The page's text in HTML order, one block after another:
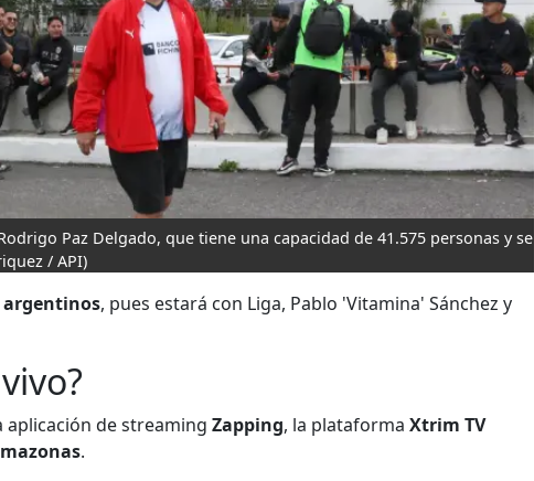
Paz Delgado, que tiene una capacidad de 41.575 personas y se
/ API)
argentinos, pues estará con Liga, Pablo 'Vitamina' Sánchez y
aplicación de streaming Zapping, la plataforma Xtrim TV
.